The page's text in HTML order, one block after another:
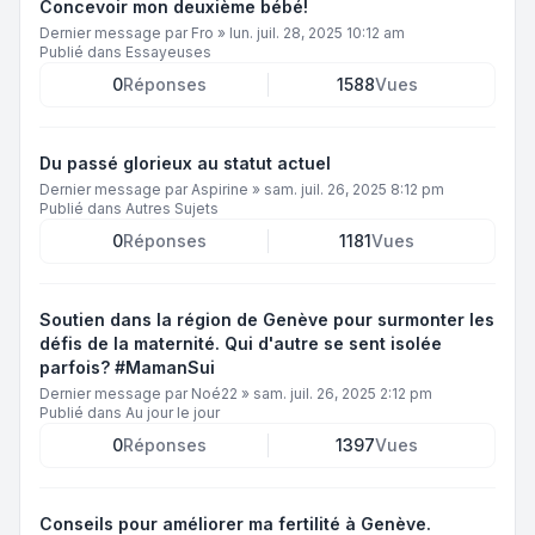
Concevoir mon deuxième bébé!
Dernier message par Fro » lun. juil. 28, 2025 10:12 am
Publié dans Essayeuses
0Réponses 1588Vues
Du passé glorieux au statut actuel
Dernier message parAspirine » sam. juil. 26, 2025 8:12 pm
Publié dans Autres Sujets
0Réponses 1181Vues
Soutien dans la région de Genève pour surmonter les
défis de la maternité. Qui d'autre se sent isolée
parfois? #MamanSui
Dernier message par Noé22 » sam. juil. 26, 2025 2:12 pm
Publié dans Au jour le jour
0Réponses 1397Vues
Conseils pour améliorer ma fertilité à Genève.